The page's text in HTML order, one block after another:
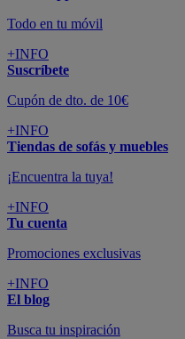
Todo en tu móvil
+INFO
Suscríbete
Cupón de dto. de 10€
+INFO
Tiendas de sofás y muebles
¡Encuentra la tuya!
+INFO
Tu cuenta
Promociones exclusivas
+INFO
El blog
Busca tu inspiración